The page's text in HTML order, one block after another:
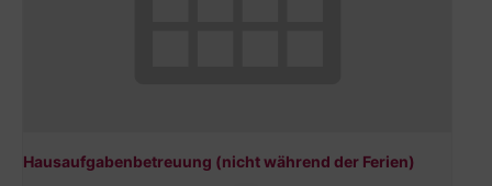
Hausaufgabenbetreuung (nicht während der Ferien)